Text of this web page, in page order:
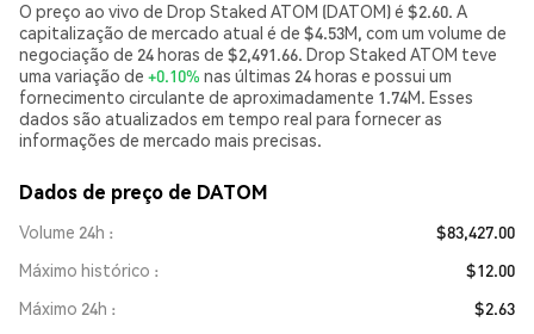
O preço ao vivo de Drop Staked ATOM (DATOM) é $2.60. A
capitalização de mercado atual é de $4.53M, com um volume de
negociação de 24 horas de $2,491.66. Drop Staked ATOM teve
uma variação de +0.10% nas últimas 24 horas e possui um
fornecimento circulante de aproximadamente 1.74M. Esses
dados são atualizados em tempo real para fornecer as
informações de mercado mais precisas.
Dados de preço de DATOM
Volume 24h
$83,427.00
Máximo histórico
$12.00
Máximo 24h
$2.63